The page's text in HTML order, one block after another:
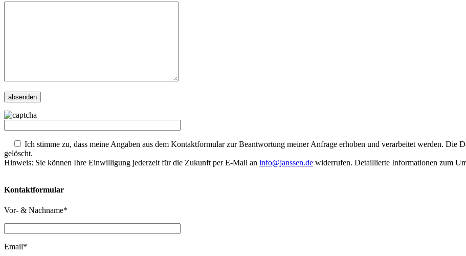
Ich stimme zu, dass meine Angaben aus dem Kontaktformular zur Beantwortung meiner Anfrage erhoben und verarbeitet werden. Die
gelöscht.
Hinweis: Sie können Ihre Einwilligung jederzeit für die Zukunft per E-Mail an info@janssen.de widerrufen. Detaillierte Informationen zum
Kontaktformular
Vor- & Nachname*
Email*